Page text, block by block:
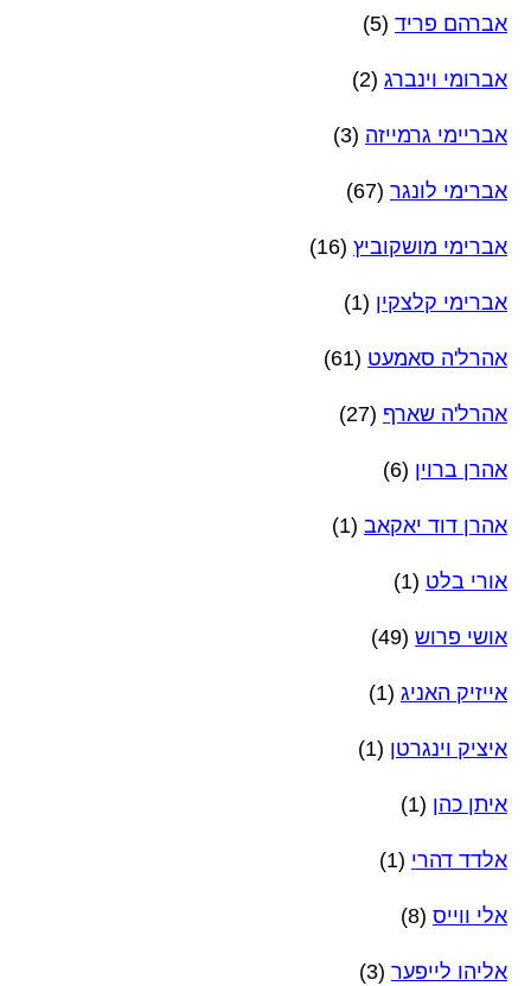
אברהם פריד (5)
אברומי וינברג (2)
אבריימי גרמייזה (3)
אברימי לונגר (67)
אברימי מושקוביץ (16)
אברימי קלצקין (1)
אהרל'ה סאמעט (61)
אהרל'ה שארף (27)
אהרן ברוין (6)
אהרן דוד יאקאב (1)
אורי בלט (1)
אושי פרוש (49)
אייזיק האניג (1)
איציק וינגרטן (1)
איתן כהן (1)
אלדד דהרי (1)
אלי ווייס (8)
אליהו לייפער (3)